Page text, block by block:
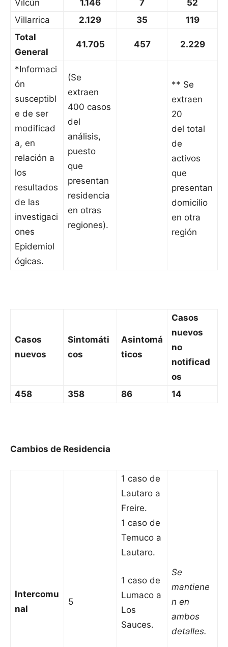
Vilcún 1.146 7
52
Villarrica
2.129 35
119
Total
General
41.705 457 2.229
*Informaci
ón
susceptibl
e de ser
modificad
a, en
relación a
los
resultados
de las
investigaci
ones
Epidemiol
ógicas.
(Se
extraen
400 casos
del
análisis,
puesto
que
presentan
residencia
en otras
regiones).
** Se
extraen
20
del total
de
activos
que
presentan
domicilio
en otra
región
Casos
nuevos
Sintomáti
cos
Asintomá
ticos
Casos
nuevos
no
notificad
os
458
358 86 14
Cambios de Residencia
Intercomu
nal
5
1 caso de
Lautaro a
Freire.
1 caso de
Temuco a
Lautaro.
1 caso de
Lumaco a
Los
Sauces.
Se
mantiene
n en
ambos
detalles.